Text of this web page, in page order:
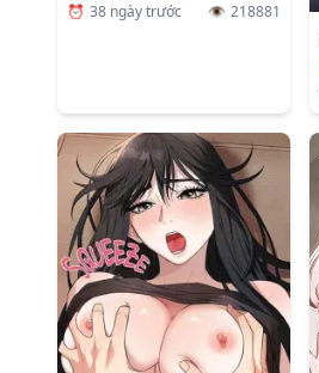
⏰ 38 ngày trước 👁️ 218881